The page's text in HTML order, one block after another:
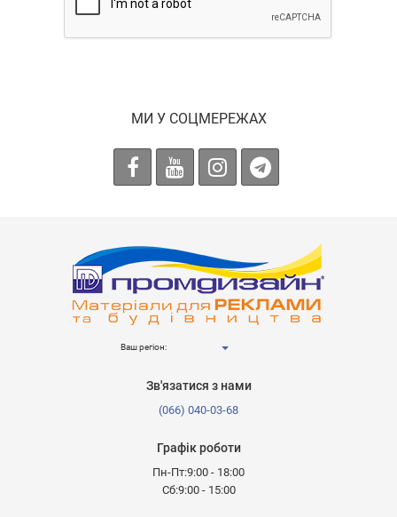
МИ У СОЦМЕРЕЖАХ
Ваш регіон:
Зв'язатися з нами
(066) 040-03-68
Графік роботи
Пн-Пт:9:00 - 18:00
Сб:9:00 - 15:00